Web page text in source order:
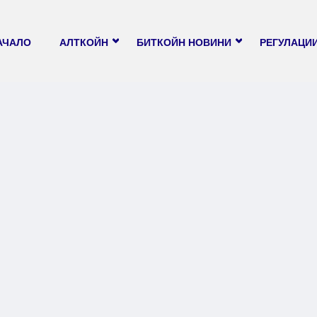
АЛТКОЙН БИТКОЙН НОВИНИ